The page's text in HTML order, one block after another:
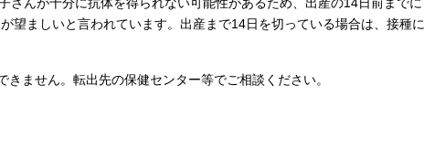
望ましいと言われています。出産まで14日を切っている場合は、接種に
ません。転出先の保健センター等でご相談ください。